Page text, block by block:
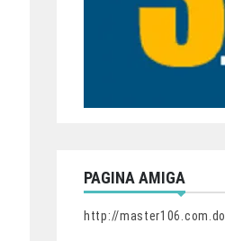
PAGINA AMIGA
http://master106.com.do